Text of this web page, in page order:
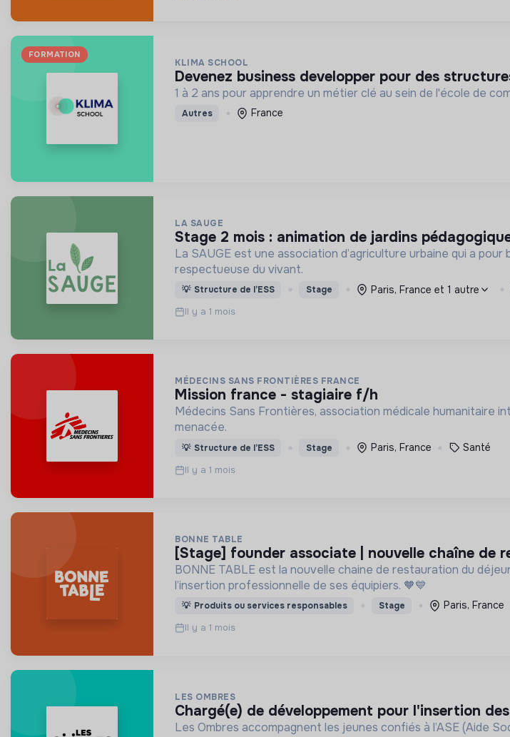
FORMATION
KLIMA SCHOOL
devenez business developper pour des
1 à 2 ans pour apprendre un métier clé au sein de l'école de
Autres France
LA SAUGE
stage 2 mois : animation de jardins
La SAUGE est une association d’agriculture urbaine qui a
respectueuse du vivant.
💡 Structure de l’ESS Stage Paris, France et 1 autre
Il y a 1 mois
MÉDECINS SANS FRONTIÈRES FRANCE
mission france - stagiaire f/h
Médecins Sans Frontières, association médicale humanitaire
menacée.
💡 Structure de l’ESS Stage Paris, France Santé
Il y a 1 mois
BONNE TABLE
[stage] founder associate | nouvelle chaîne
BONNE TABLE est la nouvelle chaine de restauration du
l’insertion professionnelle de ses équipiers. 🧡💙
💡 Produits ou services responsables Stage Paris, France
Il y a 1 mois
LES OMBRES
chargé(e) de développement pour l'insertion
Les Ombres accompagnent les jeunes confiés à l’ASE (Aide